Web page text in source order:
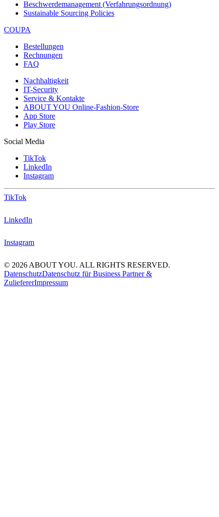
Beschwerdemanagement (Verfahrungsordnung)
Sustainable Sourcing Policies
COUPA
Bestellungen
Rechnungen
FAQ
Nachhaltigkeit
IT-Security
Service & Kontakte
ABOUT YOU Online-Fashion-Store
App Store
Play Store
Social Media
TikTok
LinkedIn
Instagram
TikTok
LinkedIn
Instagram
© 2026 ABOUT YOU. ALL RIGHTS RESERVED.
DatenschutzDatenschutz für Business Partner &
ZuliefererImpressum